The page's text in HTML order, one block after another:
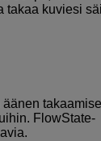
takaa kuviesi
FlowState-